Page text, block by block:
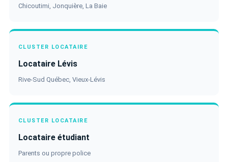
Chicoutimi, Jonquière, La Baie
CLUSTER LOCATAIRE
Locataire Lévis
Rive-Sud Québec, Vieux-Lévis
CLUSTER LOCATAIRE
Locataire étudiant
Parents ou propre police